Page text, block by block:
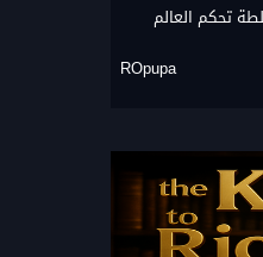
تحكم العالم
ROpupa